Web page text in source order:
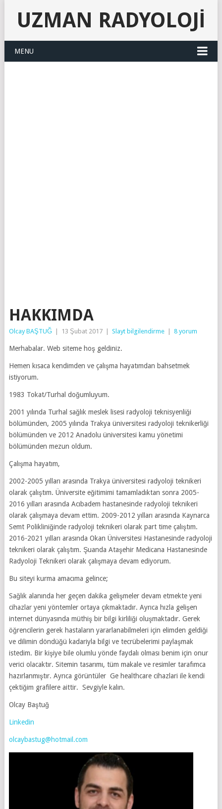
UZMAN RADYOLOJI
MENU
HAKKIMDA
Olcay BAŞTUĞ 13 Şubat 2017 Slayt bilgilendirme 8 yorum
Merhabalar. Web siteme hoş geldiniz.
Hemen kısaca kendimden ve çalışma hayatımdan bahsetmek
istiyorum.
1983 Tokat/Turhal doğumluyum.
2001 yılında Turhal sağlık meslek lisesi radyoloji teknisyenliği
bölümünden, 2005 yılında Trakya üniversitesi radyoloji teknikerliği
bölümünden ve 2012 Anadolu üniversitesi kamu yönetimi
bölümünden mezun oldum.
Çalışma hayatım,
2002-2005 yılları arasında Trakya üniversitesi radyoloji teknikeri
olarak çalıştım. Üniversite eğitimimi tamamladıktan sonra 2005-
2016 yılları arasında Acıbadem hastanesinde radyoloji teknikeri
olarak çalışmaya devam ettim. 2009-2012 yılları arasında Kaynarca
Semt Polikliniğinde radyoloji teknikeri olarak part time çalıştım.
2016-2021 yılları arasında Okan Üniversitesi Hastanesinde radyoloji
teknikeri olarak çalıştım. Şuanda Ataşehir Medicana Hastanesinde
Radyoloji Teknikeri olarak çalışmaya devam ediyorum.
Bu siteyi kurma amacıma gelince;
Sağlık alanında her geçen dakika gelişmeler devam etmekte yeni
cihazlar yeni yöntemler ortaya çıkmaktadır. Ayrıca hızla gelişen
internet dünyasında müthiş bir bilgi kirliliği oluşmaktadır. Gerek
öğrencilerin gerek hastaların yararlanabilmeleri için elimden geldiği
ve dilimin döndüğü kadariyla bilgi ve tecrübelerimi paylaşmak
istedim. Bir kişiye bile olumlu yönde faydalı olması benim için onur
verici olacaktır. Sitemin tasarımı, tüm makale ve resimler tarafımca
hazırlanmıştır. Ayrıca görüntüler Ge healthcare cihazlari ile kendi
çektiğim grafilere aittir. Sevgiyle kalın.
Olcay Baştuğ
Linkedin
olcaybastug@hotmail.com